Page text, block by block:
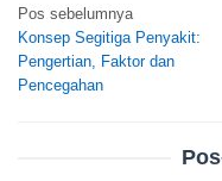
Navigasi
pos
Pos sebelumnya
Konsep Segitiga Penyakit:
Pengertian, Faktor dan
Pencegahan